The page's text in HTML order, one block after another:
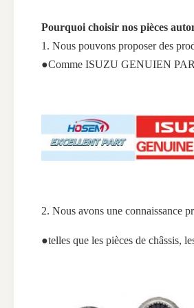
Pourquoi choisir nos pièces
1. Nous pouvons proposer des
●Comme ISUZU GENUIEN
2. Nous avons une connaissance
●telles que les pièces de châssis,